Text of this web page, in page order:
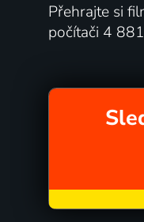
Přehrajte si
počítači 4